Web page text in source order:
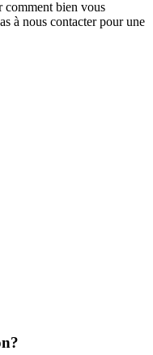
comment bien vous
à nous contacter pour une